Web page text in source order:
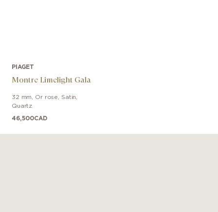
PIAGET
Montre Limelight Gala
32 mm Or rose Satin
Quartz
46,500CAD